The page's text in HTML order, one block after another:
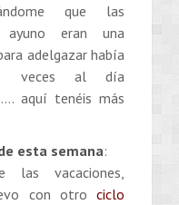
que las
ayuno eran una
adelgazar había
veces al día
aquí tenéis más
esta semana:
las vacaciones,
con otro ciclo